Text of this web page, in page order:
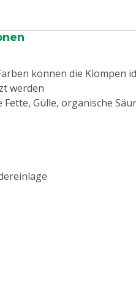
können die Klompen
werden
Gülle, organische